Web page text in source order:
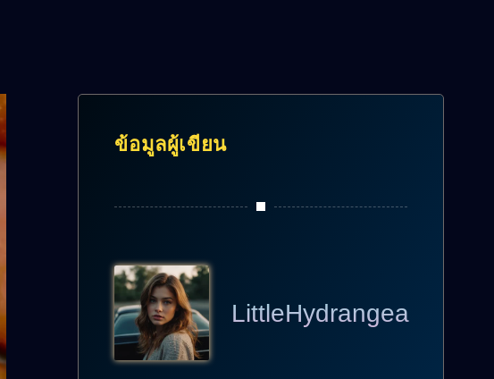
ข้อมูลผู้เขียน
LittleHydrangea